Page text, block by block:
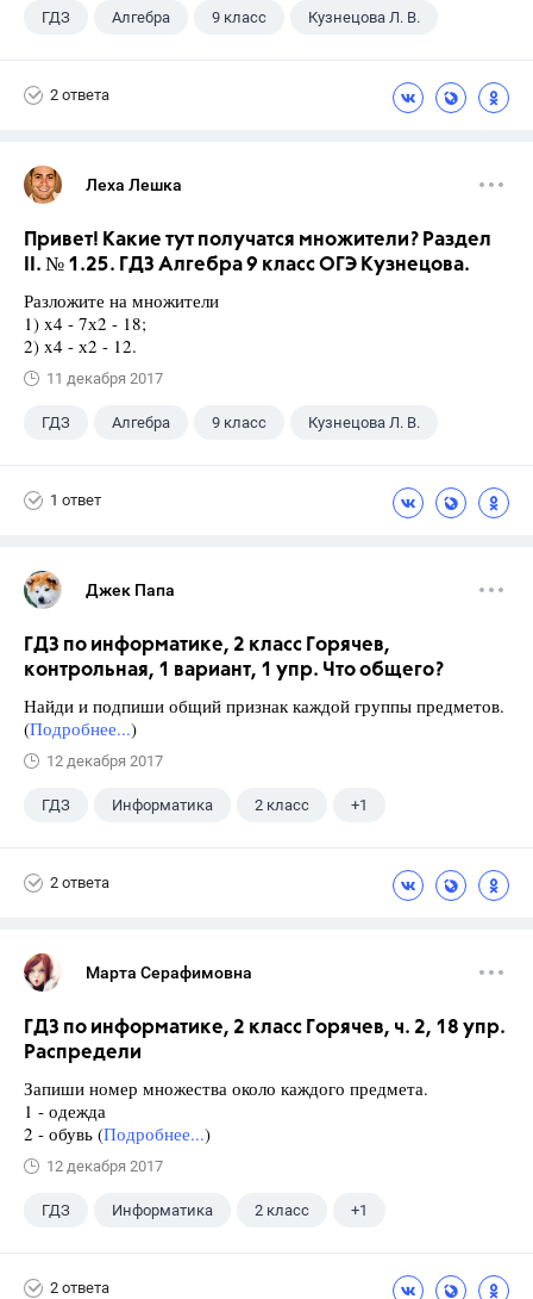
ГДЗ Алгебра 9 класс Кузнецова Л. В.
2 ответа
Леха Лешка
Привет! Какие тут получатся множители? Раздел
II. № 1.25. ГДЗ Алгебра 9 класс ОГЭ Кузнецова.
Разложите на множители
1) x4 - 7х2 - 18;
2) x4 - х2 - 12.
11 декабря 2017
ГДЗ Алгебра 9 класс Кузнецова Л. В.
1 ответ
Джек Папа
ГДЗ по информатике, 2 класс Горячев,
контрольная, 1 вариант, 1 упр. Что общего?
Найди и подпиши общий признак каждой группы предметов.
(Подробнее...)
12 декабря 2017
ГДЗ Информатика 2 класс +1
2 ответа
Марта Серафимовна
ГДЗ по информатике, 2 класс Горячев, ч. 2, 18 упр.
Распредели
Запиши номер множества около каждого предмета.
1 - одежда
2 - обувь (Подробнее...)
12 декабря 2017
ГДЗ Информатика 2 класс +1
2 ответа